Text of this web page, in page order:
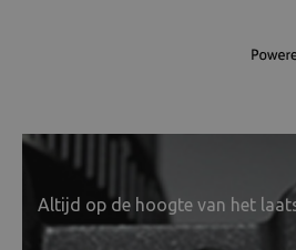
Altijd op de hoogte van het